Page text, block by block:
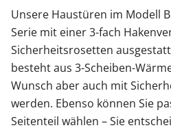
Unsere Haustüren im Modell
Serie mit einer 3-fach
Sicherheitsrosetten
besteht aus 3-Scheiben-
Wunsch aber auch mit
werden. Ebenso können Sie
Seitenteil wählen – Sie